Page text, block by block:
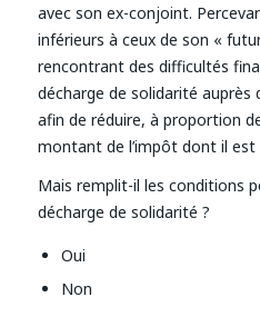
avec son ex-conjoint.
inférieurs à ceux de son «
rencontrant des difficultés
décharge de solidarité auprès
afin de réduire, à proportion
montant de l’impôt dont il est
Mais remplit-il les conditions
décharge de solidarité ?
Oui
Non